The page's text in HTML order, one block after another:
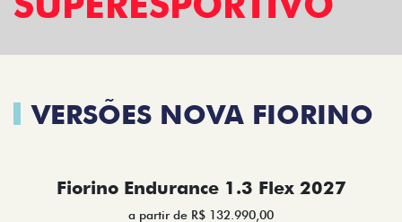
VERSÕES NOVA FIORINO
Fiorino Endurance 1.3 Flex 2027
a partir de R$ 132.990,00